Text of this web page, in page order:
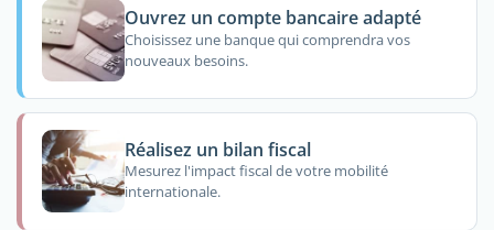
Ouvrez un compte bancaire adapté
Choisissez une banque qui comprendra vos
nouveaux besoins.
Réalisez un bilan fiscal
Mesurez l'impact fiscal de votre mobilité
internationale.